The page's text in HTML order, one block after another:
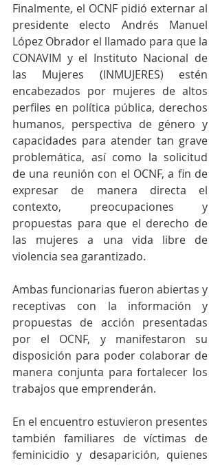
Finalmente, el OCNF pidió externar al
presidente electo Andrés Manuel
López Obrador el llamado para que la
CONAVIM y el Instituto Nacional de
las Mujeres (INMUJERES) estén
encabezados por mujeres de altos
perfiles en política pública, derechos
humanos, perspectiva de género y
capacidades para atender tan grave
problemática, así como la solicitud
de una reunión con el OCNF, a fin de
expresar de manera directa el
contexto, preocupaciones y
propuestas para que el derecho de
las mujeres a una vida libre de
violencia sea garantizado.
Ambas funcionarias fueron abiertas y
receptivas con la información y
propuestas de acción presentadas
por el OCNF, y manifestaron su
disposición para poder colaborar de
manera conjunta para fortalecer los
trabajos que emprenderán.
En el encuentro estuvieron presentes
también familiares de víctimas de
feminicidio y desaparición, quienes